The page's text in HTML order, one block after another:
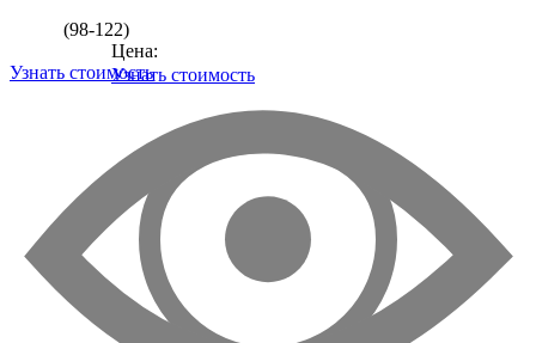
(98-122)
Цена:
Узнать стоимость
Узнать стоимость